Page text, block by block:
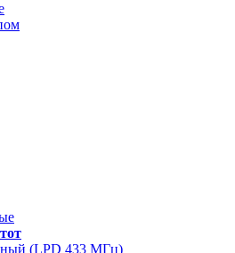
(LPD 433 МГц)